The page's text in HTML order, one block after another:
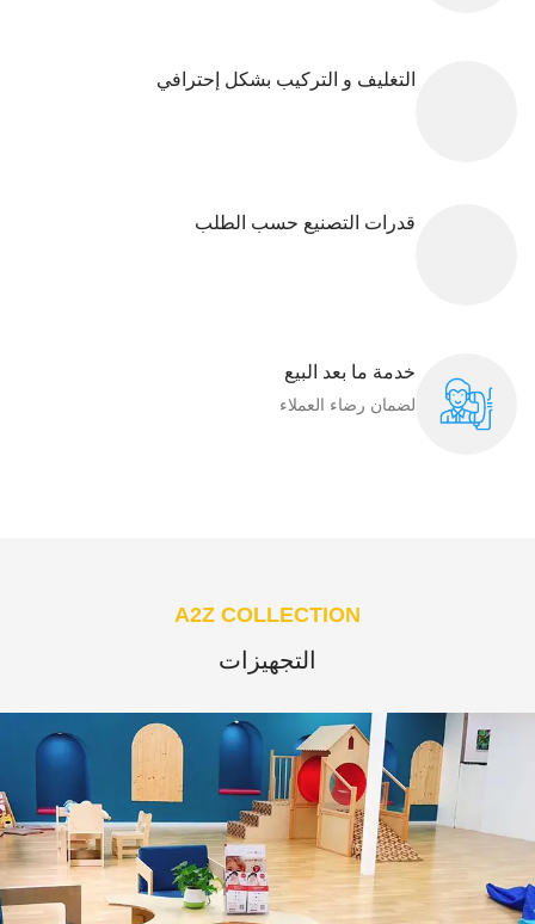
التغليف و التركيب بشكل إحترافي
قدرات التصنيع حسب الطلب
خدمة ما بعد البيع
لضمان رضاء العملاء​
A2Z COLLECTION
التجهيزات